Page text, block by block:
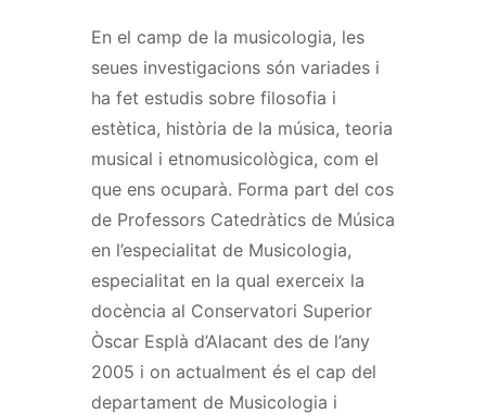
En el camp de la musicologia, les
seues investigacions són variades i
ha fet estudis sobre filosofia i
estètica, història de la música, teoria
musical i etnomusicològica, com el
que ens ocuparà. Forma part del cos
de Professors Catedràtics de Música
en l’especialitat de Musicologia,
especialitat en la qual exerceix la
docència al Conservatori Superior
Òscar Esplà d’Alacant des de l’any
2005 i on actualment és el cap del
departament de Musicologia i